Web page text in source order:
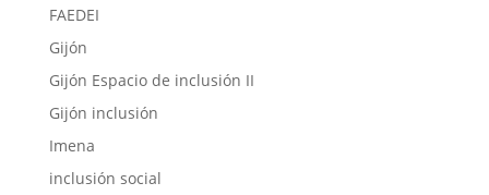
FAEDEI
Gijón
Gijón Espacio de inclusión II
Gijón inclusión
Imena
inclusión social